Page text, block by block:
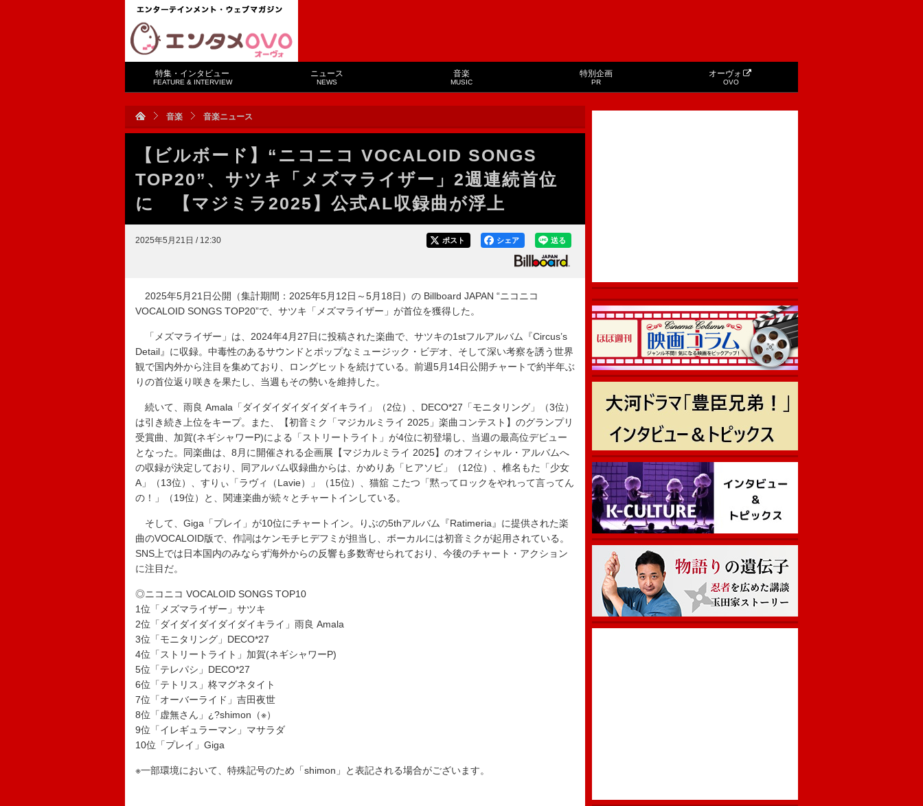
特集・インタビュー
FEATURE & INTERVIEW
ニュース
NEWS
音楽
MUSIC
特別企画
PR
オーヴォ
OVO
音楽 音楽ニュース
【ビルボード】“ニコニコ VOCALOID SONGS
TOP20”、サツキ「メズマライザー」2週連続首位
に 【マジミラ2025】公式AL収録曲が浮上
2025年5月21日 / 12:30 送る
シェア
ポスト
2025年5月21日公開（集計期間：2025年5月12日～5月18日）の Billboard JAPAN “ニコニコ
VOCALOID SONGS TOP20”で、サツキ「メズマライザー」が首位を獲得した。
「メズマライザー」は、2024年4月27日に投稿された楽曲で、サツキの1stフルアルバム『Circus’s
Detail』に収録。中毒性のあるサウンドとポップなミュージック・ビデオ、そして深い考察を誘う世界
観で国内外から注目を集めており、ロングヒットを続けている。前週5月14日公開チャートで約半年ぶ
りの首位返り咲きを果たし、当週もその勢いを維持した。
続いて、雨良 Amala「ダイダイダイダイダイキライ」（2位）、DECO*27「モニタリング」（3位）
は引き続き上位をキープ。また、【初音ミク「マジカルミライ 2025」楽曲コンテスト】のグランプリ
受賞曲、加賀(ネギシャワーP)による「ストリートライト」が4位に初登場し、当週の最高位デビュー
となった。同楽曲は、8月に開催される企画展【マジカルミライ 2025】のオフィシャル・アルバムへ
の収録が決定しており、同アルバム収録曲からは、かめりあ「ヒアソビ」（12位）、椎名もた「少女
A」（13位）、すりぃ「ラヴィ（Lavie）」（15位）、猫舘 こたつ「黙ってロックをやれって言ってん
の！」（19位）と、関連楽曲が続々とチャートインしている。
そして、Giga「プレイ」が10位にチャートイン。りぶの5thアルバム『Ratimeria』に提供された楽
曲のVOCALOID版で、作詞はケンモチヒデフミが担当し、ボーカルには初音ミクが起用されている。
SNS上では日本国内のみならず海外からの反響も多数寄せられており、今後のチャート・アクション
に注目だ。
◎ニコニコ VOCALOID SONGS TOP10
1位「メズマライザー」サツキ
2位「ダイダイダイダイダイキライ」雨良 Amala
3位「モニタリング」DECO*27
4位「ストリートライト」加賀(ネギシャワーP)
5位「テレパシ」DECO*27
6位「テトリス」柊マグネタイト
7位「オーバーライド」吉田夜世
8位「虚無さん」¿?shimon（※）
9位「イレギュラーマン」マサラダ
10位「プレイ」Giga
※一部環境において、特殊記号のため「shimon」と表記される場合がございます。